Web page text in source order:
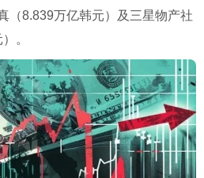
（8.839万亿韩元）及三星物产社
。